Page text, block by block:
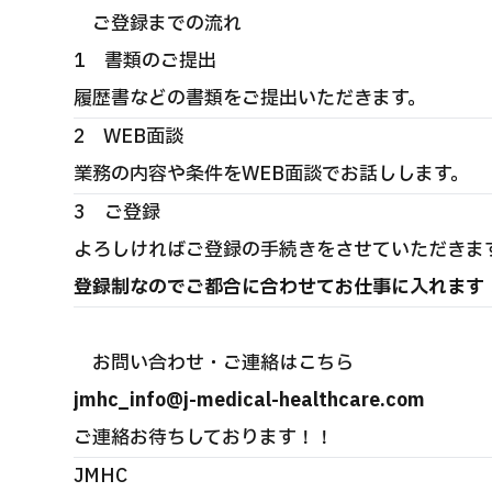
ご登録までの流れ
1 書類のご提出
履歴書などの書類をご提出いただきます。
2 WEB面談
業務の内容や条件をWEB面談でお話しします。
3 ご登録
よろしければご登録の手続きをさせていただきま
登録制なのでご都合に合わせてお仕事に入れます
お問い合わせ・ご連絡はこちら
jmhc_info@j-medical-healthcare.com
ご連絡お待ちしております！！
JMHC